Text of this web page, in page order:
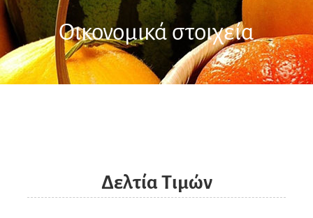
Οικονομικά στοιχεία
Δελτία Τιμών